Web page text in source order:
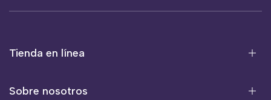
Tienda en línea
Sobre nosotros